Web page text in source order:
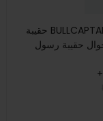
حقيبة BULLCAPTAIN للرجال جلد طبيعي موضة رجال حقيبة كتف
حقيبة رسول